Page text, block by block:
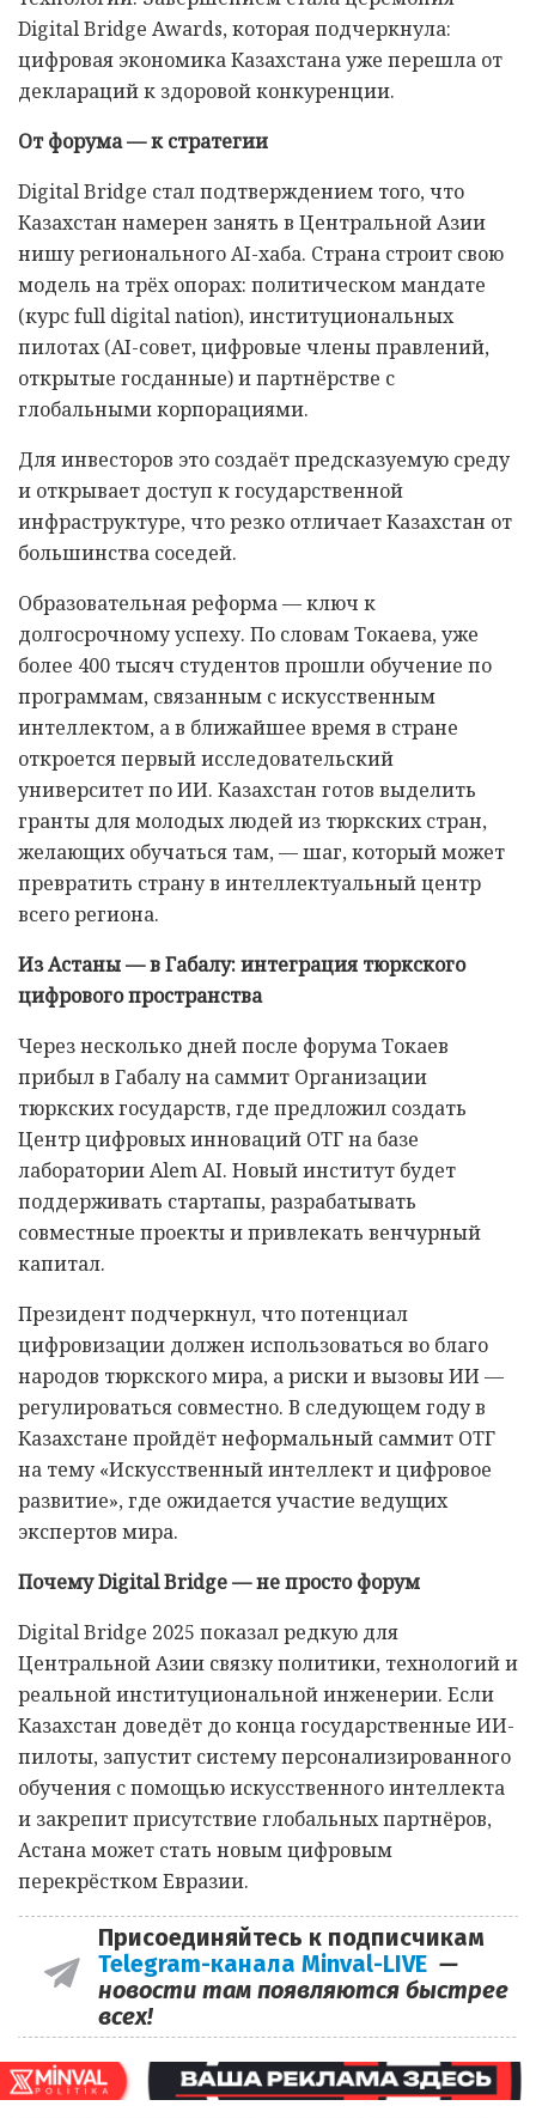
Digital Bridge Awards, которая подчеркнула:
цифровая экономика Казахстана уже перешла от
деклараций к здоровой конкуренции.
От форума — к стратегии
Digital Bridge стал подтверждением того, что
Казахстан намерен занять в Центральной Азии
нишу регионального AI-хаба. Страна строит свою
модель на трёх опорах: политическом мандате
(курс full digital nation), институциональных
пилотах (AI-совет, цифровые члены правлений,
открытые госданные) и партнёрстве с
глобальными корпорациями.
Для инвесторов это создаёт предсказуемую среду
и открывает доступ к государственной
инфраструктуре, что резко отличает Казахстан от
большинства соседей.
Образовательная реформа — ключ к
долгосрочному успеху. По словам Токаева, уже
более 400 тысяч студентов прошли обучение по
программам, связанным с искусственным
интеллектом, а в ближайшее время в стране
откроется первый исследовательский
университет по ИИ. Казахстан готов выделить
гранты для молодых людей из тюркских стран,
желающих обучаться там, — шаг, который может
превратить страну в интеллектуальный центр
всего региона.
Из Астаны — в Габалу: интеграция тюркского
цифрового пространства
Через несколько дней после форума Токаев
прибыл в Габалу на саммит Организации
тюркских государств, где предложил создать
Центр цифровых инноваций ОТГ на базе
лаборатории Alem AI. Новый институт будет
поддерживать стартапы, разрабатывать
совместные проекты и привлекать венчурный
капитал.
Президент подчеркнул, что потенциал
цифровизации должен использоваться во благо
народов тюркского мира, а риски и вызовы ИИ —
регулироваться совместно. В следующем году в
Казахстане пройдёт неформальный саммит ОТГ
на тему «Искусственный интеллект и цифровое
развитие», где ожидается участие ведущих
экспертов мира.
Почему Digital Bridge — не просто форум
Digital Bridge 2025 показал редкую для
Центральной Азии связку политики, технологий и
реальной институциональной инженерии. Если
Казахстан доведёт до конца государственные ИИ-
пилоты, запустит систему персонализированного
обучения с помощью искусственного интеллекта
и закрепит присутствие глобальных партнёров,
Астана может стать новым цифровым
перекрёстком Евразии.
Присоединяйтесь к подписчикам
Telegram-канала Minval-LIVE —
новости там появляются быстрее
всех!